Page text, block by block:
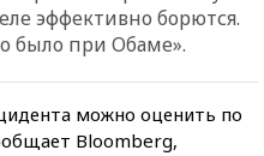
эффективно борются.
было при Обаме».
можно оценить по
Bloomberg,